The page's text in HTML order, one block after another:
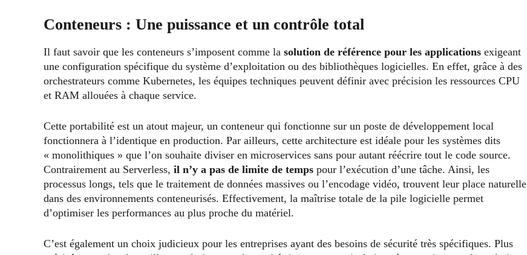
Conteneurs : Une puissance et un contrôle total
Il faut savoir que les conteneurs s’imposent comme la solution de référence pour les applications exigeant
une configuration spécifique du système d’exploitation ou des bibliothèques logicielles. En effet, grâce à des
orchestrateurs comme Kubernetes, les équipes techniques peuvent définir avec précision les ressources CPU
et RAM allouées à chaque service.
Cette portabilité est un atout majeur, un conteneur qui fonctionne sur un poste de développement local
fonctionnera à l’identique en production. Par ailleurs, cette architecture est idéale pour les systèmes dits
« monolithiques » que l’on souhaite diviser en microservices sans pour autant réécrire tout le code source.
Contrairement au Serverless, il n’y a pas de limite de temps pour l’exécution d’une tâche. Ainsi, les
processus longs, tels que le traitement de données massives ou l’encodage vidéo, trouvent leur place naturelle
dans des environnements conteneurisés. Effectivement, la maîtrise totale de la pile logicielle permet
d’optimiser les performances au plus proche du matériel.
C’est également un choix judicieux pour les entreprises ayant des besoins de sécurité très spécifiques. Plus